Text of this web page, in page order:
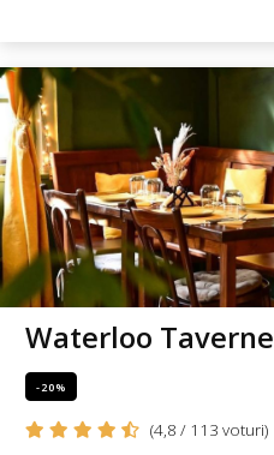
Waterloo Taverne
-20%
(4,8 / 113 voturi)